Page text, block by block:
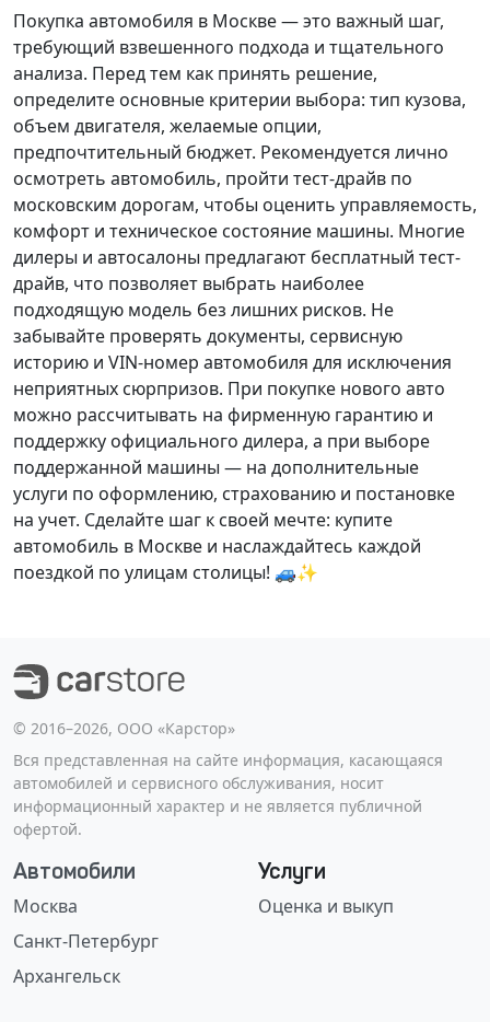
Покупка автомобиля в Москве — это важный шаг,
требующий взвешенного подхода и тщательного
анализа. Перед тем как принять решение,
определите основные критерии выбора: тип кузова,
объем двигателя, желаемые опции,
предпочтительный бюджет. Рекомендуется лично
осмотреть автомобиль, пройти тест-драйв по
московским дорогам, чтобы оценить управляемость,
комфорт и техническое состояние машины. Многие
дилеры и автосалоны предлагают бесплатный тест-
драйв, что позволяет выбрать наиболее
подходящую модель без лишних рисков. Не
забывайте проверять документы, сервисную
историю и VIN-номер автомобиля для исключения
неприятных сюрпризов. При покупке нового авто
можно рассчитывать на фирменную гарантию и
поддержку официального дилера, а при выборе
поддержанной машины — на дополнительные
услуги по оформлению, страхованию и постановке
на учет. Сделайте шаг к своей мечте: купите
автомобиль в Москве и наслаждайтесь каждой
поездкой по улицам столицы! 🚙✨
©️ 2016–2026, ООО «Карстор»
Вся представленная на сайте информация, касающаяся
автомобилей и сервисного обслуживания, носит
информационный характер и не является публичной
офертой.
Автомобили
Москва
Санкт-Петербург
Архангельск
Услуги
Оценка и выкуп